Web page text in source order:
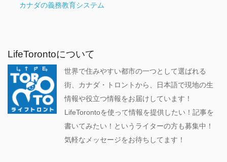
カナダの義務教育システム
LifeTorontoについて
世界で住みやすい都市の一つとして選ばれる
街、カナダ・トロントから、日本語で現地の生
情報や役立つ情報をお届けしています！
LifeTorontoを使って情報を提供したい！記事を
書いてみたい！というライターの方も募集中！
気軽なメッセージをお待ちしてます！